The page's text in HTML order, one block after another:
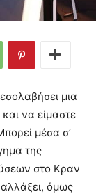
μια
να είμαστε
μέσα σ’
της
στο Κραν
όμως